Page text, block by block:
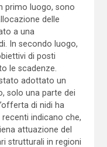
primo luogo, sono
delle
a una
In secondo luogo,
di posti
le scadenze.
adottato un
solo una parte dei
di nidi ha
indicano che,
attuazione del
strutturali in regioni